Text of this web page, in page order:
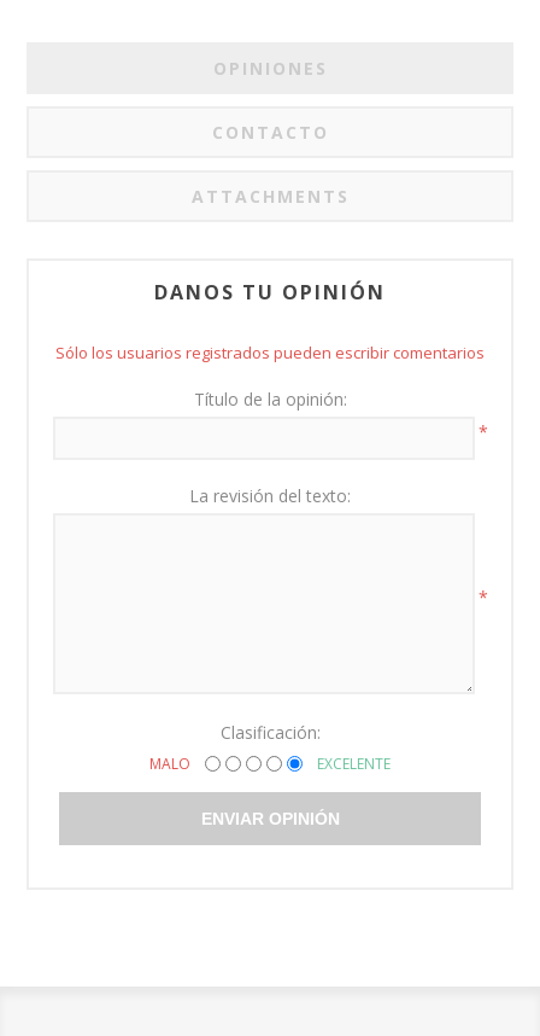
OPINIONES
CONTACTO
ATTACHMENTS
DANOS TU OPINIÓN
Sólo los usuarios registrados pueden escribir comentarios
Título de la opinión:
*
La revisión del texto:
*
Clasificación:
MALO EXCELENTE
ENVIAR OPINIÓN